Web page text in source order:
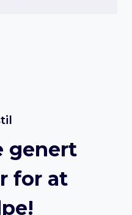
genert
for at